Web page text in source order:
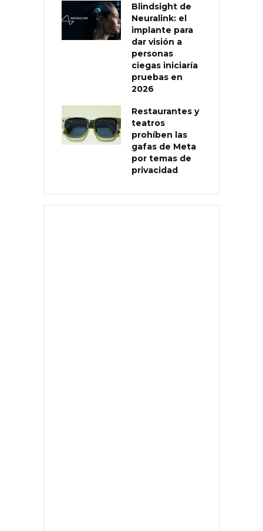
Blindsight de
Neuralink: el
implante para
dar visión a
personas
ciegas iniciaría
pruebas en
2026
Restaurantes y
teatros
prohíben las
gafas de Meta
por temas de
privacidad